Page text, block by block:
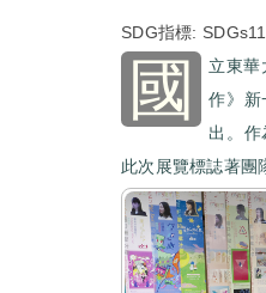
SDG指標:
國
立東
作》新
出。作
此次展覽標誌著團